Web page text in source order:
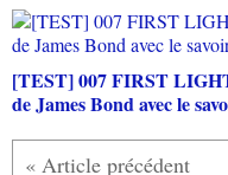
[TEST] 007 FIRST
de James Bond avec le